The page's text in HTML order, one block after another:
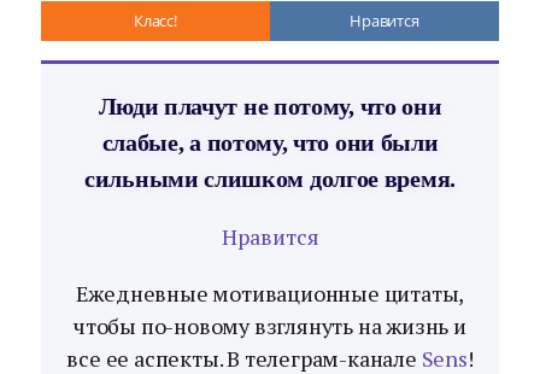
Класс! Нравится
Люди плачут не потому, что они
слабые, а потому, что они были
сильными слишком долгое время.
Нравится
Ежедневные мотивационные цитаты,
чтобы по-новому взглянуть на жизнь и
все ее аспекты. В телеграм-канале Sens!